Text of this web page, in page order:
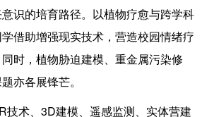
识的培育路径。以植物疗愈与跨学科
借助增强现实技术，营造校园情绪疗
时，植物胁迫建模、重金属污染修
亦各展锋芒。
技术、3D建模、遥感监测、实体营建